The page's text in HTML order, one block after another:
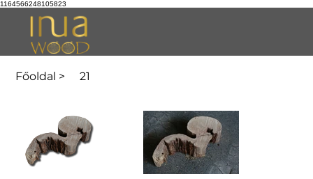
1164566248105823
Főoldal > 21